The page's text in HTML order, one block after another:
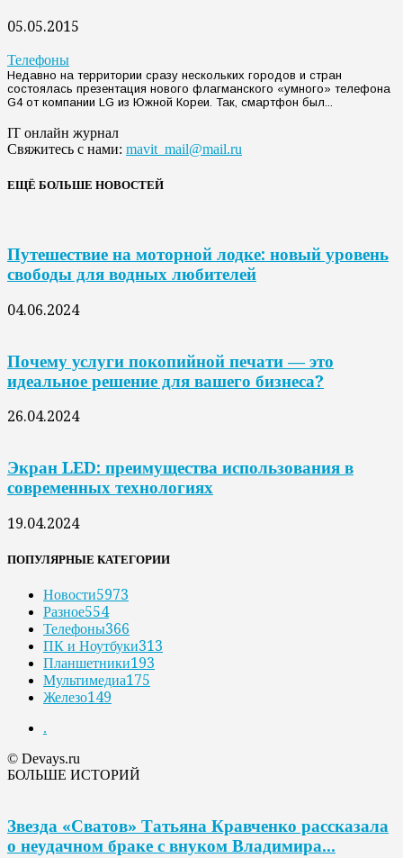
05.05.2015
Телефоны
Недавно на территории сразу нескольких городов и стран
состоялась презентация нового флагманского «умного» телефона
G4 от компании LG из Южной Кореи. Так, смартфон был...
IT онлайн журнал
Свяжитесь с нами: mavit_mail@mail.ru
ЕЩЁ БОЛЬШЕ НОВОСТЕЙ
Путешествие на моторной лодке: новый уровень
свободы для водных любителей
04.06.2024
Почему услуги покопийной печати — это
идеальное решение для вашего бизнеса?
26.04.2024
Экран LED: преимущества использования в
современных технологиях
19.04.2024
ПОПУЛЯРНЫЕ КАТЕГОРИИ
Новости5973
Разное554
Телефоны366
ПК и Ноутбуки313
Планшетники193
Мультимедиа175
Железо149
.
© Devays.ru
БОЛЬШЕ ИСТОРИЙ
Звезда «Сватов» Татьяна Кравченко рассказала
о неудачном браке с внуком Владимира...